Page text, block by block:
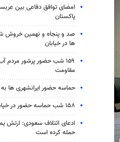
امضای توافق دفاعی بین
پاکستان
صد و پنجاه و نهمین خروش
ها در خیابان
۱۵۹ شب حضور پرشور مردم
مقاومت
حماسه حضور ایرانشهری ها به شب
۱۵۸ شب حماسه حضور در خیابان های زابل
ادعای ائتلاف سعودی: ارتش
حمله کرده است